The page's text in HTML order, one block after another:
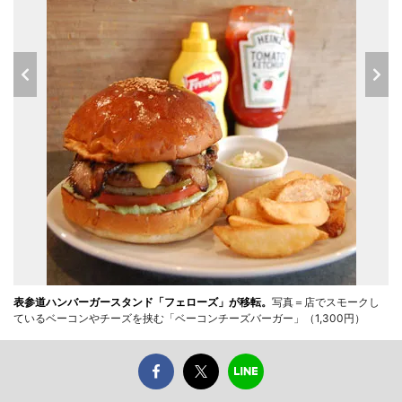
表参道ハンバーガースタンド「フェローズ」が移転。 写真＝店でスモークし
ているベーコンやチーズを挟む「ベーコンチーズバーガー」（1,300円）